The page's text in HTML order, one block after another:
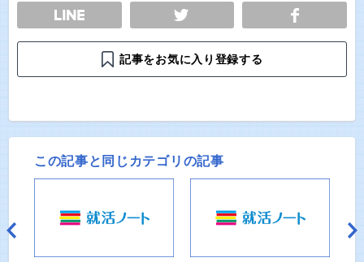
TWEET
記事をお気に入り登録する
この記事と同じカテゴリの記事